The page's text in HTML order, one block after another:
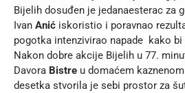
Bijelih dosuđen je jedanaesterac za
Ivan Anić iskoristio i poravnao
pogotka intenzivirao napade kako
Nakon dobre akcije Bijelih u 77.
Davora Bistre u domaćem
desetka stvorila je sebi prostor za